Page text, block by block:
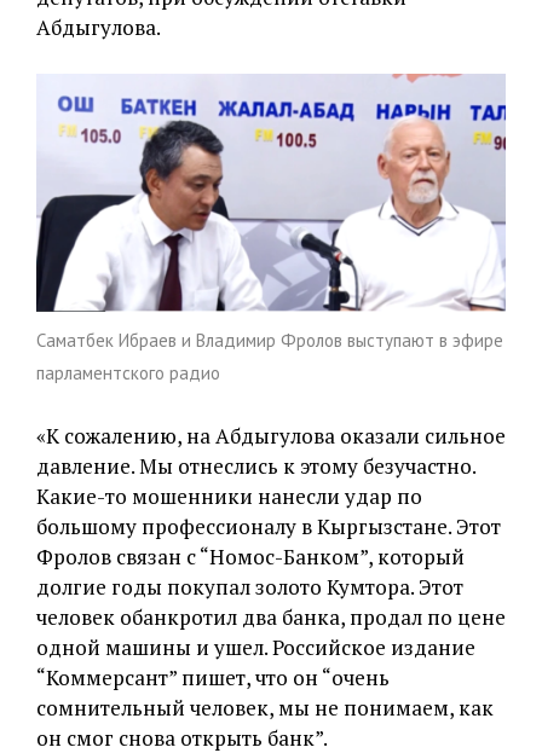
Абдыгулова.
Саматбек Ибраев и Владимир Фролов выступают в эфире
парламентского радио
«К сожалению, на Абдыгулова оказали сильное
давление. Мы отнеслись к этому безучастно.
Какие-то мошенники нанесли удар по
большому профессионалу в Кыргызстане. Этот
Фролов связан с “Номос-Банком”, который
долгие годы покупал золото Кумтора. Этот
человек обанкротил два банка, продал по цене
одной машины и ушел. Российское издание
“Коммерсант” пишет, что он “очень
сомнительный человек, мы не понимаем, как
он смог снова открыть банк”.